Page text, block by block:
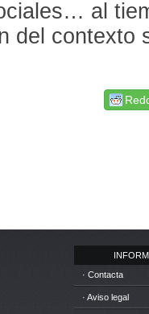
al
del contexto
· Contacta
· Aviso legal